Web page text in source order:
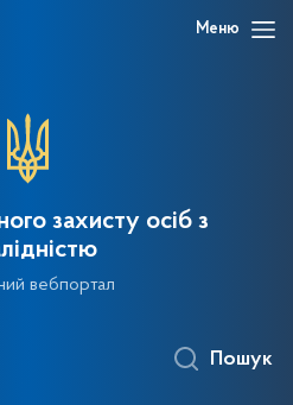
Меню
захисту осіб з
вебпортал
Пошук